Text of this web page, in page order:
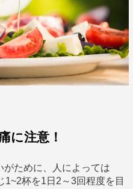
に注意！
がために、人によっては
1~2杯を1日2～3回程度を目